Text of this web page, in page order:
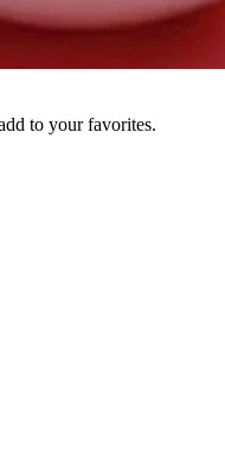
to your favorites.